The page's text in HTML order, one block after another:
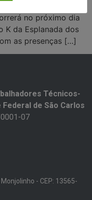
no próximo dia
K da Esplanada dos
as presenças […]
Técnicos-
de São Carlos​
07
- CEP: 13565-